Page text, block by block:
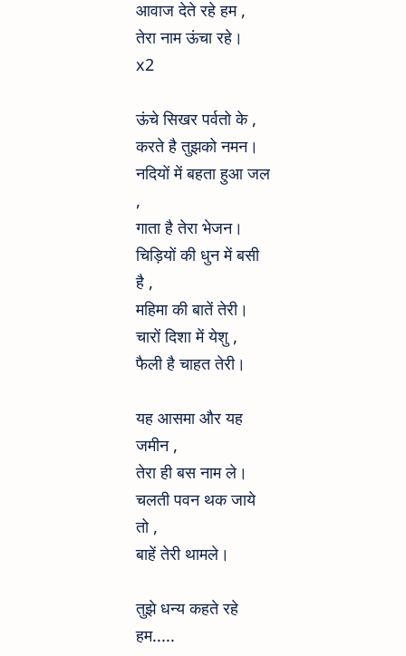
आवाज देते रहे हम ,
तेरा नाम ऊंचा रहे।
x2
ऊंचे सिखर पर्वतो के ,
करते है तुझको नमन।
नदियों में बहता हुआ जल
,
गाता है तेरा भेजन।
चिड़ियों की धुन में बसी
है ,
महिमा की बातें तेरी।
चारों दिशा में येशु ,
फैली है चाहत तेरी।
यह आसमा और यह
जमीन ,
तेरा ही बस नाम ले।
चलती पवन थक जाये
तो ,
बाहें तेरी थामले।
तुझे धन्य कहते रहे
हम.....